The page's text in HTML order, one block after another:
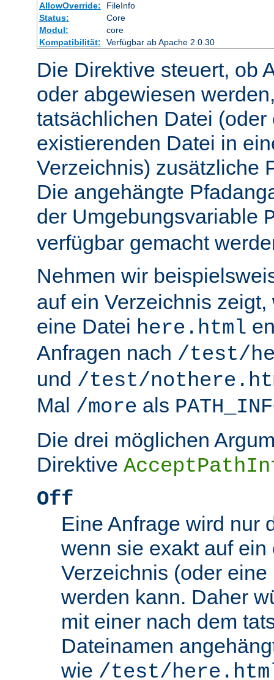
AllowOverride:
FileInfo
Status:
Core
Modul:
core
Kompatibilität:
Verfügbar ab Apache 2.0.30
Die Direktive steuert, ob
oder abgewiesen
tatsächlichen Datei (oder
existierenden Datei in
Verzeichnis) zusätzliche
Die angehängte
der Umgebungsvariable
verfügbar gemacht
Nehmen wir
auf ein Verzeichnis
eine Datei here.html
Anfragen nach /test/
und /test/
Mal /more als
Die drei möglichen
Direktive
Off
Eine Anfrage wird nur
wenn sie exakt auf
Verzeichnis (oder
werden kann. Daher
mit einer nach dem
Dateinamen
wie /test/